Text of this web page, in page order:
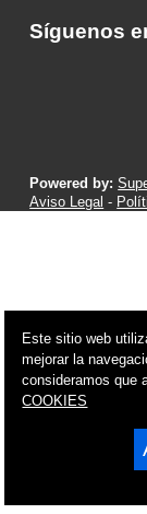
Síguenos
Powered by:
Aviso Legal -
Este sitio web
mejorar la
consideramos que
COOKIES